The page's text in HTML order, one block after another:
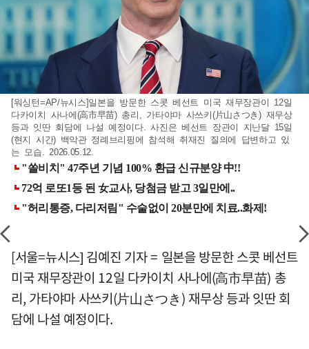
[워싱턴=AP/뉴시스]일본을 방문한 스콧 베선트 미국 재무장관이 12일
다카이치 사나에(高市早苗) 총리, 가타야마 사쓰키(片山さつき) 재무상
등과 잇딴 회담에 나설 예정이다. 사진은 베선트 장관이 지난달 15일
(현지 시간) 백악관 정례브리핑에 참석해 취재진 질의에 답변하고 있
는 모습. 2026.05.12.
[서울=뉴시스] 김예진 기자 = 일본을 방문한 스콧 베선트
미국 재무장관이 12일 다카이치 사나에(高市早苗) 총
리, 가타야마 사쓰키(片山さつき) 재무상 등과 잇딴 회
담에 나설 예정이다.